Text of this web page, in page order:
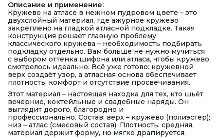
Описание и применение:
Кружево на атласе в нежном пудровом цвете – это
двухслойный материал, где ажурное кружево
закреплено на гладкой атласной подкладке. Такая
конструкция решает главную проблему
классического кружева – необходимость подбирать
подкладку отдельно. Вам больше не нужно мучиться
с выбором оттенка шифона или атласа, чтобы кружево
смотрелось идеально. Всё уже готово: кружевной
верх создаёт узор, а атласная основа обеспечивает
плотность, комфорт и отсутствие просвечивания.
Этот материал – настоящая находка для тех, кто шьёт
вечерние, коктейльные и свадебные наряды. Он
выглядит дорого, благородно и
профессионально. Состав: верх – кружево (полиэстер);
низ – атлас (смесовый состав). Плотность: средняя,
материал держит форму, но мягко драпируется.